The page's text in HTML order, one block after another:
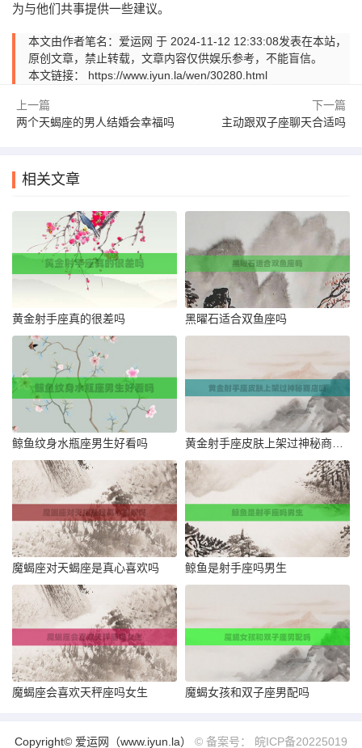
为与他们共事提供一些建议。
本文由作者笔名：爱运网 于 2024-11-12 12:33:08发表在本站，
原创文章，禁止转载，文章内容仅供娱乐参考，不能盲信。
本文链接： https://www.iyun.la/wen/30280.html
上一篇
两个天蝎座的男人结婚会幸福吗
下一篇
主动跟双子座聊天合适吗
相关文章
黄金射手座真的很差吗 黑曜石适合双鱼座吗
鲸鱼纹身水瓶座男生好看吗
魔蝎座对天蝎座是真心喜欢吗 鲸鱼是射手座吗男生
魔蝎座会喜欢天秤座吗女生 魔蝎女孩和双子座男配吗
Copyright© 爱运网（www.iyun.la） © 备案号： 皖ICP备20225019